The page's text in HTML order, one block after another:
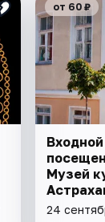
от 60 ₽
Музей
24